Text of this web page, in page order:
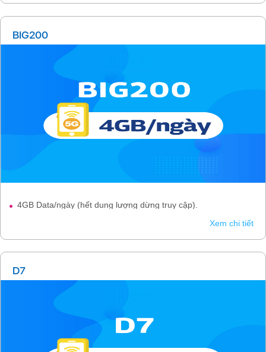
BIG200
4GB Data/ngày (hết dung lượng dừng truy cập).
Xem chi tiết
D7